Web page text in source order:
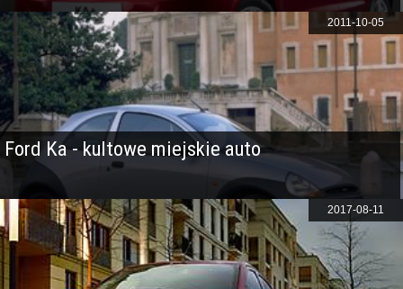
Ford Ka - kultowe miejskie auto
2011-10-05
2017-08-11